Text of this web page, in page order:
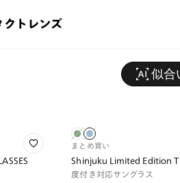
クトレンズ
似合
まとめ買い
Shinjuku Limited Edition
度付き対応サングラス